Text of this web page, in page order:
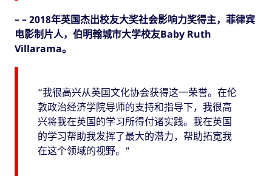
– – 2018年英国杰出校友大奖社会影响力奖得主，菲律宾
电影制片人，伯明翰城市大学校友Baby Ruth
Villarama。
“我很高兴从英国文化协会获得这一荣誉。在伦
敦政治经济学院导师的支持和指导下，我很高
兴将我在英国的学习所得付诸实践。我在英国
的学习帮助我发挥了最大的潜力，帮助拓宽我
在这个领域的视野。“